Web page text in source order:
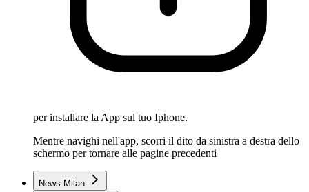
per installare la App sul tuo Iphone.
Mentre navighi nell'app, scorri il dito da sinistra a destra dello
schermo per tornare alle pagine precedenti
News Milan